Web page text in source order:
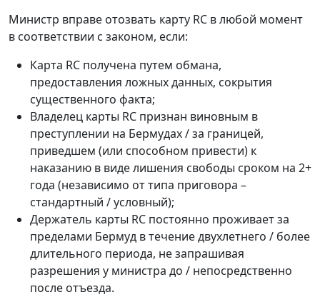
Министр вправе отозвать карту RC в любой момент
в соответствии с законом, если:
Карта RC получена путем обмана,
предоставления ложных данных, сокрытия
существенного факта;
Владелец карты RC признан виновным в
преступлении на Бермудах / за границей,
приведшем (или способном привести) к
наказанию в виде лишения свободы сроком на 2+
года (независимо от типа приговора –
стандартный / условный);
Держатель карты RC постоянно проживает за
пределами Бермуд в течение двухлетнего / более
длительного периода, не запрашивая
разрешения у министра до / непосредственно
после отъезда.